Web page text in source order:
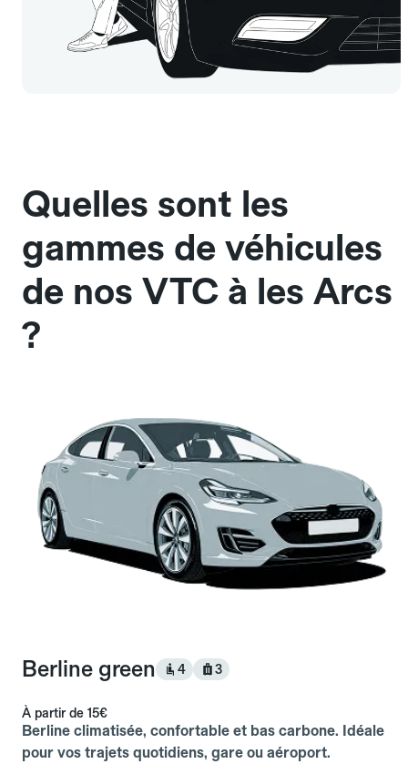
Quelles sont les
gammes de véhicules
de nos VTC à les Arcs
?
Berline green 4 3
À partir de 15€
Berline climatisée, confortable et bas carbone. Idéale
pour vos trajets quotidiens, gare ou aéroport.